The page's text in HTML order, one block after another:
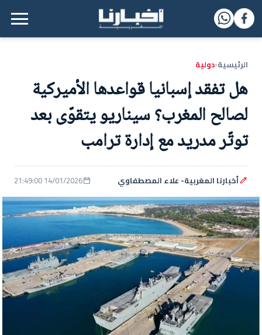
القائمة الرئيسية
الرئيسية‹دولية
هل تفقد إسبانيا قواعدها الأميركية
لصالح المغرب؟ سيناريو يتقوّى بعد
توتّر مدريد مع إدارة ترامب
أخبارنا المغربية- علاء المصطفاوي 14/01/2026 21:49:00